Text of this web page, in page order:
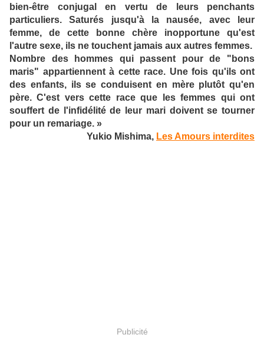
bien-être conjugal en vertu de leurs penchants
particuliers. Saturés jusqu'à la nausée, avec leur
femme, de cette bonne chère inopportune qu'est
l'autre sexe, ils ne touchent jamais aux autres femmes.
Nombre des hommes qui passent pour de "bons
maris" appartiennent à cette race. Une fois qu'ils ont
des enfants, ils se conduisent en mère plutôt qu'en
père. C'est vers cette race que les femmes qui ont
souffert de l'infidélité de leur mari doivent se tourner
pour un remariage. »
Yukio Mishima, Les Amours interdites
Publicité